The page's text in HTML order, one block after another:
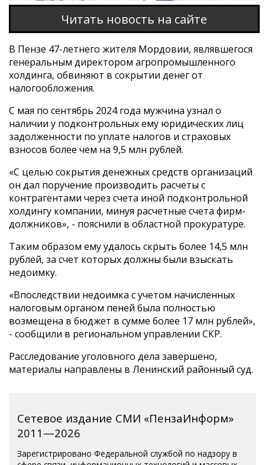
Читать новость на сайте
В Пензе 47-летнего жителя Мордовии, являвшегося
генеральным директором агропромышленного
холдинга, обвиняют в сокрытии денег от
налогообложения.
С мая по сентябрь 2024 года мужчина узнал о
наличии у подконтрольных ему юридических лиц
задолженности по уплате налогов и страховых
взносов более чем на 9,5 млн рублей.
«С целью сокрытия денежных средств организаций
он дал поручение производить расчеты с
контрагентами через счета иной подконтрольной
холдингу компании, минуя расчетные счета фирм-
должников», - пояснили в областной прокуратуре.
Таким образом ему удалось скрыть более 14,5 млн
рублей, за счет которых должны были взыскать
недоимку.
«Впоследствии недоимка с учетом начисленных
налоговым органом пеней была полностью
возмещена в бюджет в сумме более 17 млн рублей»,
- сообщили в региональном управлении СКР.
Расследование уголовного дела завершено,
материалы направлены в Ленинский районный суд.
Сетевое издание СМИ «ПензаИнформ»
2011—2026
Зарегистрировано Федеральной службой по надзору в